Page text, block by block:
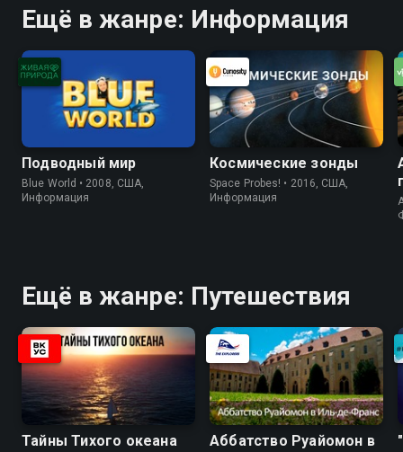
Ещё в жанре: Информация
Подводный мир
Blue World • 2008, США,
Информация
Космические зонды
Space Probes! • 2016, США,
Информация
Ещё в жанре: Путешествия
Тайны Тихого океана
Аббатство Руайомон в